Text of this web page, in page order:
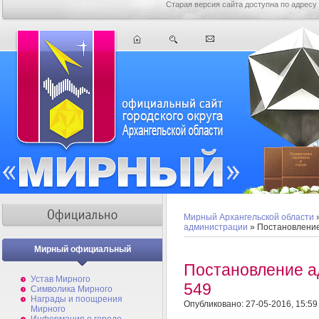
Старая версия сайта доступна по адресу
Мирный официальный
Устав Мирного
Символика Мирного
Награды и поощрения
Мирного
Мирный Архангельской области
администрации »
Постановление
549
Опубликовано: 27-05-2016, 15:59